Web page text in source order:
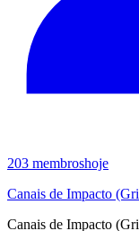
203 membroshoje
Canais de Impacto
Canais de Impacto